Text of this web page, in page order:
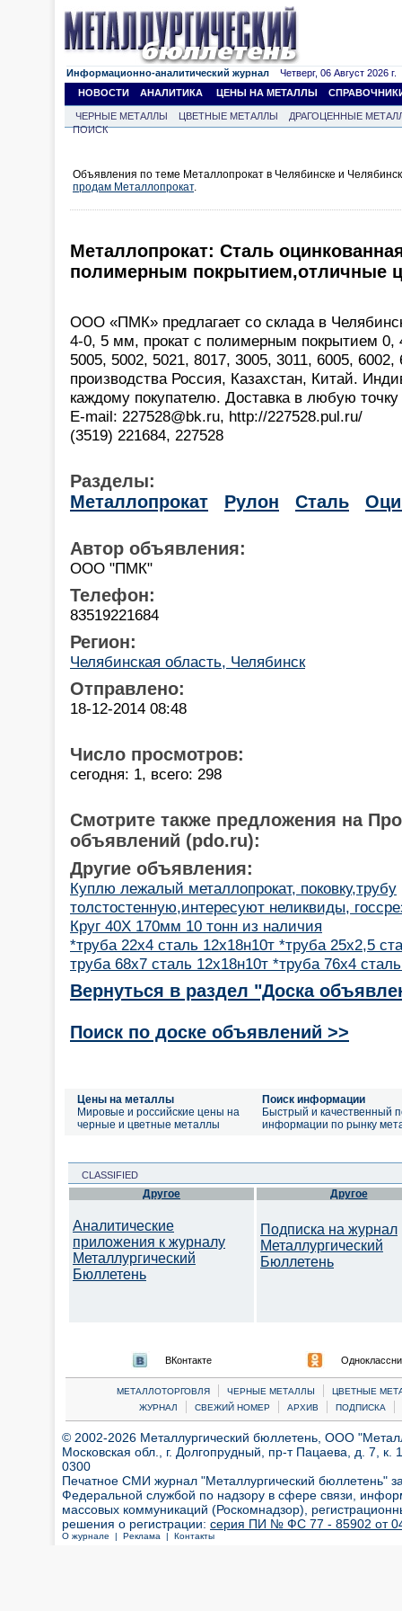
Информационно-аналитический журнал Четверг, 06 Август 2026 г.
НОВОСТИ
АНАЛИТИКА ЦЕНЫ НА МЕТАЛЛЫ
ЧЕРНЫЕ МЕТАЛЛЫ ЦВЕТНЫЕ МЕТАЛЛЫ
ДРАГОЦЕННЫЕ
ПОИСК
Объявления по теме Металлопрокат в Челябинске и
продам Металлопрокат.
Металлопрокат: Сталь
полимерным покрытием,отличные
ООО «ПМК» предлагает со склада в
4-0, 5 мм, прокат с полимерным покрытием 0,
5005, 5002, 5021, 8017, 3005, 3011, 6005, 6002,
производства Россия, Казахстан, Китай.
каждому покупателю. Доставка в любую
E-mail: 227528@bk.ru, http://227528.pul.ru/
(3519) 221684, 227528
Разделы:
Металлопрокат
Рулон Сталь
Автор объявления:
ООО "ПМК"
Телефон:
83519221684
Регион:
Челябинская область, Челябинск
Отправлено:
18-12-2014 08:48
Число просмотров:
сегодня: 1, всего: 298
Смотрите также предложения на
объявлений (pdo.ru):
Другие объявления:
Куплю лежалый металлопрокат, поковку,трубу
толстостенную,интересуют неликвиды,
Круг 40Х 170мм 10 тонн из наличия
*труба 22х4 сталь 12х18н10т *труба 25х2,5
труба 68х7 сталь 12х18н10т *труба 76х4
Вернуться в раздел "Доска
Поиск по доске объявлений >>
Цены на металлы
Мировые и российские цены на
черные и цветные металлы
Поиск информации
Быстрый и качественный
информации по рынку
CLASSIFIED
Другое
Аналитические
приложения к журналу
Металлургический
Бюллетень
Другое
Подписка на журнал
Металлургический
Бюллетень
ВКонтакте
МЕТАЛЛОТОРГОВЛЯ | ЧЕРНЫЕ МЕТАЛЛЫ |
ЦВЕТНЫЕ
ЖУРНАЛ
| СВЕЖИЙ НОМЕР | АРХИВ | ПОДПИСКА |
© 2002-2026 Металлургический бюллетень, ООО
Московская обл., г. Долгопрудный, пр-т Пацаева, д. 7,
0300
Печатное СМИ журнал "Металлургический бюллетень"
Федеральной службой по надзору в сфере связи,
массовых коммуникаций (Роскомнадзор),
решения о регистрации: серия ПИ № ФС 77 - 85902 от 04
О журнале | Реклама | Контакты